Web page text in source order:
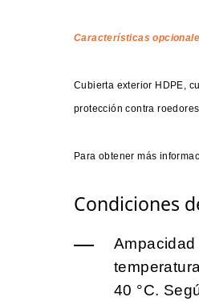
Características
Cubierta exterior HDPE,
protección contra
Para obtener más
Condiciones
40 °C.